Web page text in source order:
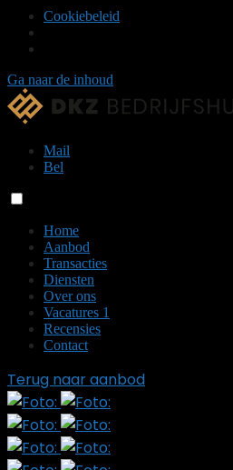
Cookiebeleid
Ga naar de inhoud
Mail
Bel
Home
Aanbod
Transacties
Diensten
Over ons
Vacatures 1
Recensies
Contact
Terug naar aanbod